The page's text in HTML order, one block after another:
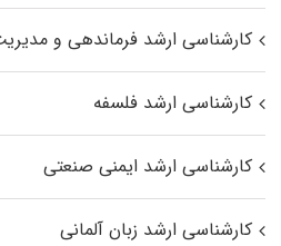
کارشناسی ارشد فرماندهی و
کارشناسی ارشد فلسفه
کارشناسی ارشد ایمنی صنعتی
کارشناسی ارشد زبان آلمانی